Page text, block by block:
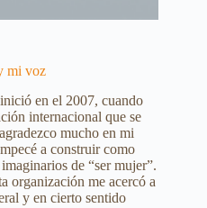
mi voz
en el 2007, cuando
internacional que se
mucho en mi
a construir como
de “ser mujer”.
organización me acercó a
y en cierto sentido